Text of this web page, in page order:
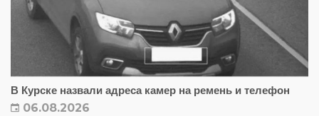
В Курске назвали адреса камер на ремень и телефон
06.08.2026